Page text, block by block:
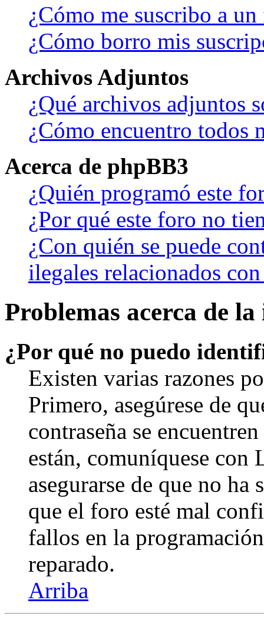
¿Cómo me suscribo a
¿Cómo borro mis
Archivos Adjuntos
¿Qué archivos adjuntos
¿Cómo encuentro todos
Acerca de phpBB3
¿Quién programó este
¿Por qué este foro no
¿Con quién se puede
ilegales relacionados
Problemas acerca de
¿Por qué no puedo
Existen varias razones
Primero, asegúrese de
contraseña se
están, comuníquese
asegurarse de que no
que el foro esté mal
fallos en la
reparado.
Arriba